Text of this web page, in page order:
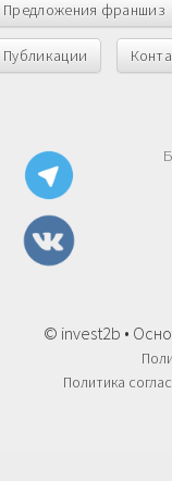
Предложения франшиз
Публикации
© invest2b •
Политика